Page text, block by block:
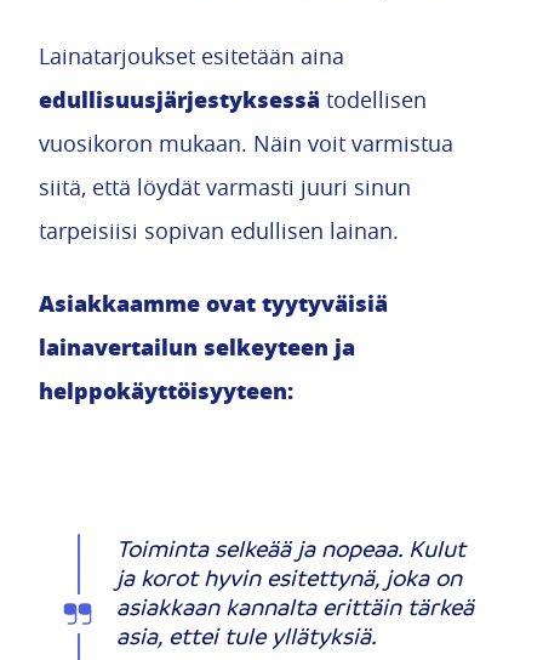
Lainatarjoukset esitetään aina
edullisuusjärjestyksessä todellisen
vuosikoron mukaan. Näin voit varmistua
siitä, että löydät varmasti juuri sinun
tarpeisiisi sopivan edullisen lainan.
Asiakkaamme ovat tyytyväisiä
lainavertailun selkeyteen ja
helppokäyttöisyyteen:
Toiminta selkeää ja nopeaa. Kulut
ja korot hyvin esitettynä, joka on
asiakkaan kannalta erittäin tärkeä
asia, ettei tule yllätyksiä.